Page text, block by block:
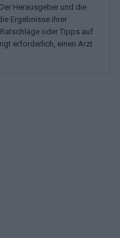
Herausgeber und die
Ergebnisse ihrer
oder Tipps auf
erforderlich, einen Arzt